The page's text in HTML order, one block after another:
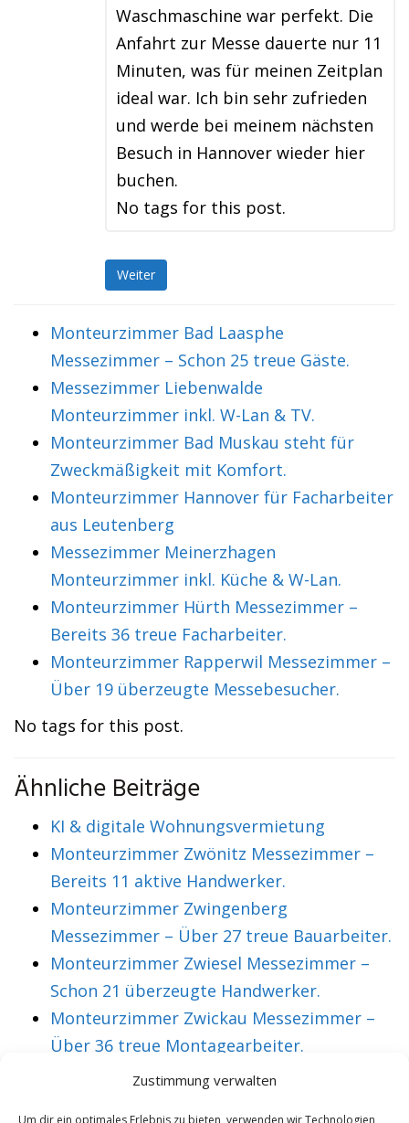
Zustimmung verwalten
Um dir ein optimales Erlebnis zu bieten, verwenden wir Technologien
Waschmaschine war perfekt. Die
Anfahrt zur Messe dauerte nur 11
Minuten, was für meinen Zeitplan
ideal war. Ich bin sehr zufrieden
und werde bei meinem nächsten
Besuch in Hannover wieder hier
buchen.
No tags for this post.
Weiter
Monteurzimmer Bad Laasphe
Messezimmer – Schon 25 treue Gäste.
Messezimmer Liebenwalde
Monteurzimmer inkl. W-Lan & TV.
Monteurzimmer Bad Muskau steht für
Zweckmäßigkeit mit Komfort.
Monteurzimmer Hannover für Facharbeiter
aus Leutenberg
Messezimmer Meinerzhagen
Monteurzimmer inkl. Küche & W-Lan.
Monteurzimmer Hürth Messezimmer –
Bereits 36 treue Facharbeiter.
Monteurzimmer Rapperwil Messezimmer –
Über 19 überzeugte Messebesucher.
No tags for this post.
Ähnliche Beiträge
KI & digitale Wohnungsvermietung
Monteurzimmer Zwönitz Messezimmer –
Bereits 11 aktive Handwerker.
Monteurzimmer Zwingenberg
Messezimmer – Über 27 treue Bauarbeiter.
Monteurzimmer Zwiesel Messezimmer –
Schon 21 überzeugte Handwerker.
Monteurzimmer Zwickau Messezimmer –
Über 36 treue Montagearbeiter.
VORHERIGER ARTIKEL NÄCHSTER ARTIKEL